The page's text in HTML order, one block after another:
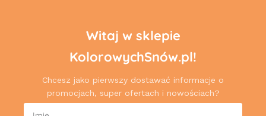
Witaj w sklepie
KolorowychSnów.pl!
Chcesz jako pierwszy dostawać informacje o
promocjach, super ofertach i nowościach?